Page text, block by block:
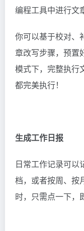
编程工具中进行文
你可以基于校对、
章改写步骤，预置
模式下，完整执行
都完美执行！
生成工作日报
日常工作记录可以
档，或者按周、按
时，只需点一下，